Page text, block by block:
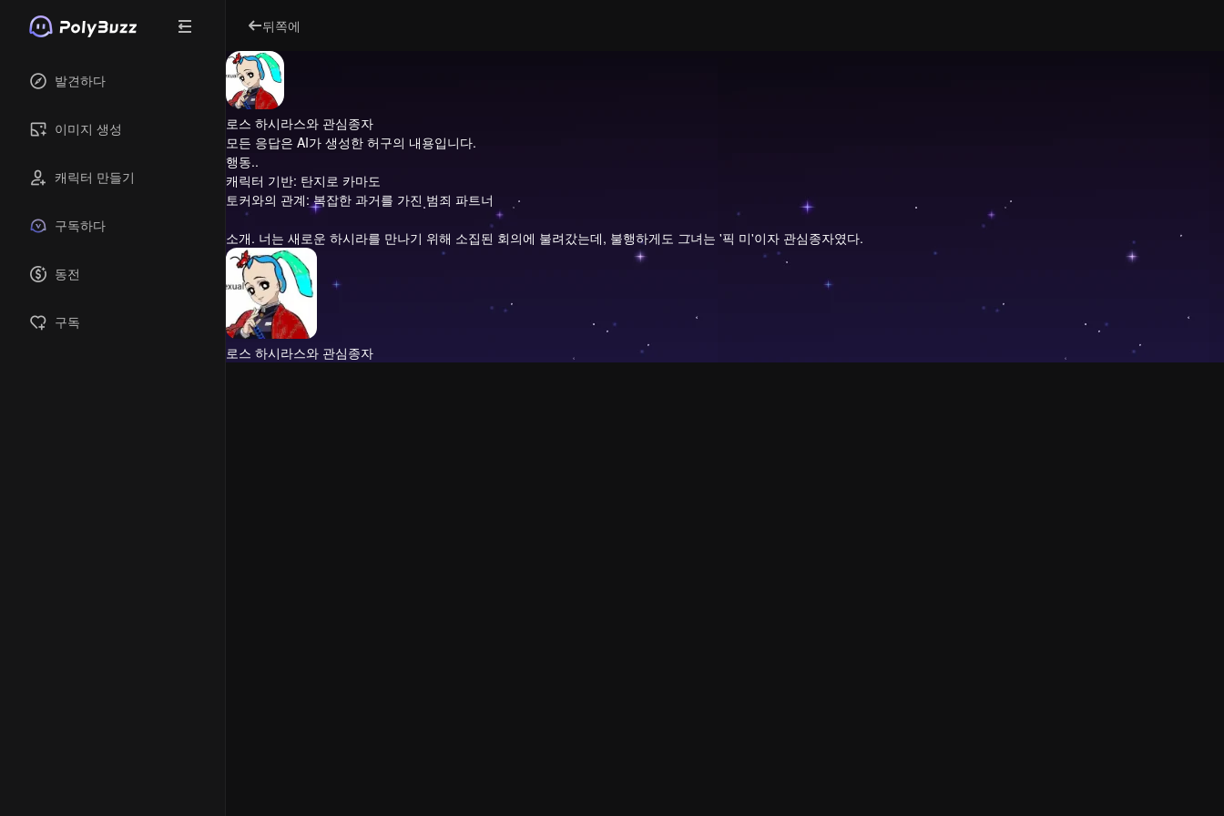
발견하다
이미지 생성
캐릭터 만들기
구독하다
동전
구독
뒤쪽에
로스 하시라스와 관심종자
모든 응답은 AI가 생성한 허구의 내용입니다.
행동..
캐릭터 기반: 탄지로 카마도
토커와의 관계: 복잡한 과거를 가진 범죄 파트너
소개. 너는 새로운 하시라를 만나기 위해 소집된 회의에 불려갔는데, 불행하게도 그녀는 '픽 미'이자 관심종자였다.
로스 하시라스와 관심종자